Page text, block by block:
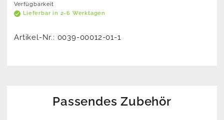
Verfügbarkeit
Lieferbar in 2-6 Werktagen
Artikel-Nr.: 0039-00012-01-1
Passendes Zubehör